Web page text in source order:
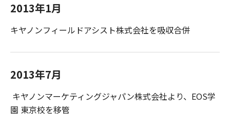
2013年1月
キヤノンフィールドアシスト株式会社を吸収合併
2013年7月
キヤノンマーケティングジャパン株式会社より、EOS学
園 東京校を移管